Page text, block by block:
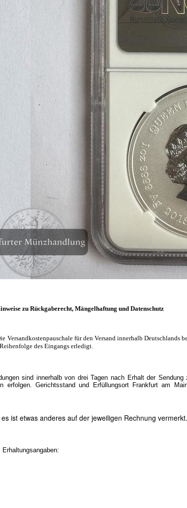
zu Rückgaberecht, Mängelhaftung und Datenschutz
für den Versand innerhalb
des Eingangs erledigt.
sind innerhalb von drei Tagen nach Erhalt der
Gerichtsstand und Erfüllungsort Frankfurt am
ist etwas anderes auf der jeweiligen Rechnung vermerkt.
Erhaltungsangaben: